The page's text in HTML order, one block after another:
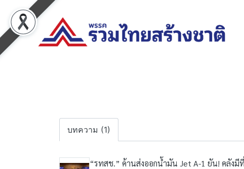
บทความ (1)
“รทสช.” ค้านส่งออกน้ำมัน Jet A-1 ยัน! คลัง